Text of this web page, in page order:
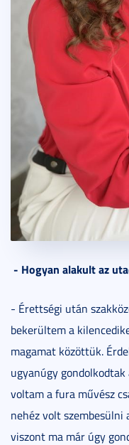
- Hogyan alakult az
- Érettségi után
bekerültem a
magamat közöttük.
ugyanúgy
voltam a fura művész
nehéz volt szembesülni
viszont ma már úgy